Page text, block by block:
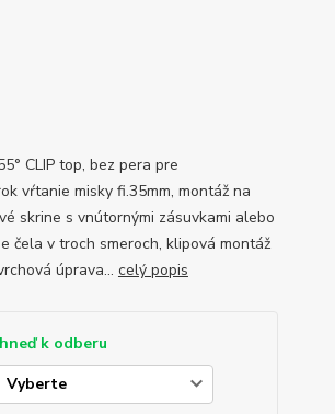
CLIP top, bez pera pre
vŕtanie misky fi.35mm, montáž na
skrine s vnútornými zásuvkami alebo
čela v troch smeroch, klipová montáž
úprava... celý popis
k odberu